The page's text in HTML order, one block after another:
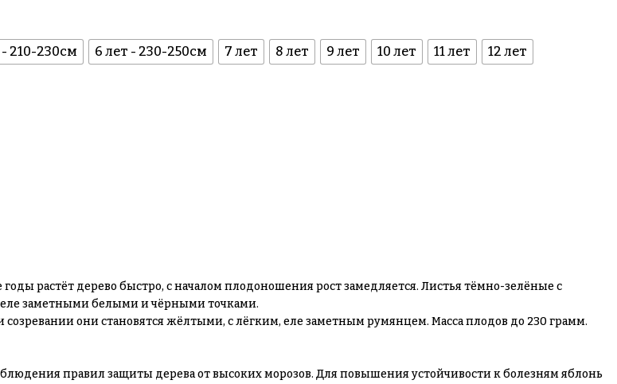
- 210-230см 6 лет - 230-250см 7 лет 8 лет 9 лет 10 лет 11 лет 12 лет
растёт дерево быстро, с началом плодоношения рост замедляется. Листья тёмно-зелёные с
еле заметными белыми и чёрными точками.
они становятся жёлтыми, с лёгким, еле заметным румянцем. Масса плодов до 230 грамм.
правил защиты дерева от высоких морозов. Для повышения устойчивости к болезням яблонь